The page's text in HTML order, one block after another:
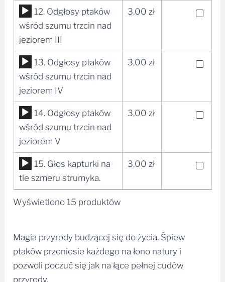
Odtwarzacz
plików
dźwiękowych
12. Odgłosy ptaków
wśród szumu trzcin nad
jeziorem III
3,00 zł
Odtwarzacz
plików
dźwiękowych
13. Odgłosy ptaków
wśród szumu trzcin nad
jeziorem IV
3,00 zł
Odtwarzacz
plików
dźwiękowych
14. Odgłosy ptaków
wśród szumu trzcin nad
jeziorem V
3,00 zł
Odtwarzacz
plików
dźwiękowych
15. Głos kapturki na
tle szmeru strumyka.
3,00 zł
Wyświetlono 15 produktów
Magia przyrody budzącej się do życia. Śpiew
ptaków przeniesie każdego na łono natury i
pozwoli poczuć się jak na łące pełnej cudów
przyrody.